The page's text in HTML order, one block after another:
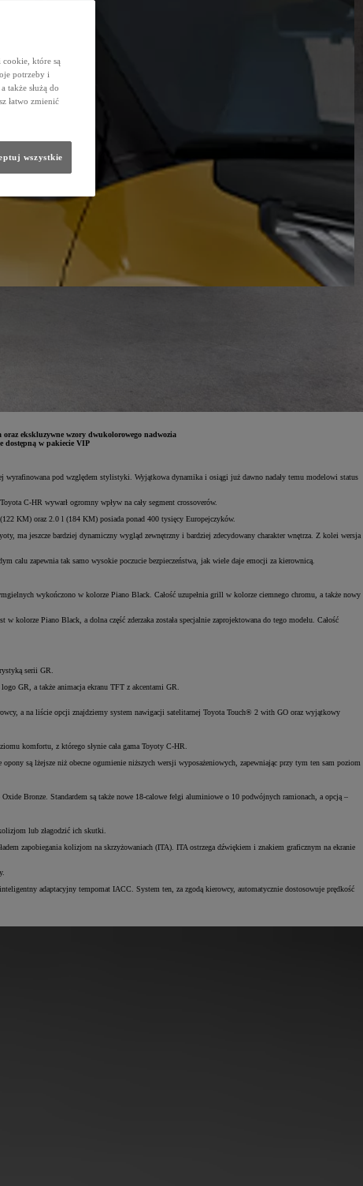
ekskluzywne wzory dwukolorowego nadwozia
dostępną w pakiecie VIP
pod względem stylistyki. Wyjątkowa dynamika i osiągi już dawno nadały temu modelowi status
C-HR wywarł ogromny wpływ na cały segment crossoverów.
KM) oraz 2.0 l (184 KM) posiada ponad 400 tysięcy Europejczyków.
ma jeszcze bardziej dynamiczny wygląd zewnętrzny i bardziej zdecydowany charakter wnętrza. Z kolei wersja
calu zapewnia tak samo wysokie poczucie bezpieczeństwa, jak wiele daje emocji za kierownicą.
wykończono w kolorze Piano Black. Całość uzupełnia grill w kolorze ciemnego chromu, a także nowy
kolorze Piano Black, a dolna część zderzaka została specjalnie zaprojektowana do tego modelu. Całość
serii GR.
GR, a także animacja ekranu TFT z akcentami GR.
a na liście opcji znajdziemy system nawigacji satelitarnej Toyota Touch® 2 with GO oraz wyjątkowy
komfortu, z którego słynie cała gama Toyoty C-HR.
są lżejsze niż obecne ogumienie niższych wersji wyposażeniowych, zapewniając przy tym ten sam poziom
Bronze. Standardem są także nowe 18-calowe felgi aluminiowe o 10 podwójnych ramionach, a opcją –
lub złagodzić ich skutki.
zapobiegania kolizjom na skrzyżowaniach (ITA). ITA ostrzega dźwiękiem i znakiem graficznym na ekranie
adaptacyjny tempomat IACC. System ten, za zgodą kierowcy, automatycznie dostosowuje prędkość
które są
potrzeby i
także służą do
łatwo zmienić
wszystkie